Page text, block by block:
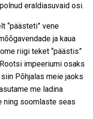
eraldiasuvaid osi.
“päästeti” vene
ja kaua
riigi teket “päästis”
impeeriumi osaks
Põhjalas meie jaoks
me ladina
ning soomlaste seas